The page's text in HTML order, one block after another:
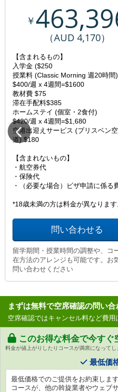
￥
（AUD 4,170）
【含まれるもの】
入学金 ($250
授業料 (Classic Morning 週20時間)
$400/週 x 4週間=$1600
教材費 $75
滞在手配料$385
ホームステイ (個室・2食付)
$420/週 x 4週間=$1,680
空港出迎えサービス (ブリスベン
道) $180
【含まれないもの】
・航空券代
・保険代
・（必要な場合）ビザ申請に係る
*18歳未満の方は料金が異なります
問い合わせる
留学期間・授業時間の調整や、コ
在方法のアレンジも可能です。お
問い合わせください
まずは無料で空席確認の問い
空席確認ではキャンセル料など費
このお得な料金で今すぐ
料金が値上がりしたりコースが満席になってし
最低価
最低価格でのご提供をお約束しま
コースが、他の斡旋業者やウェブ